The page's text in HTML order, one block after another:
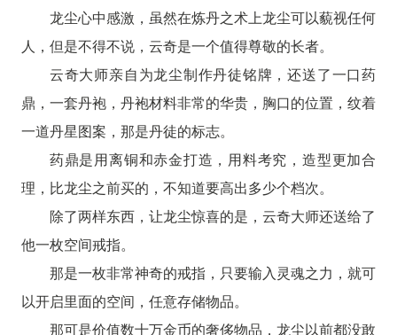
龙尘心中感激，虽然在炼丹之术上龙尘可以藐视任何
人，但是不得不说，云奇是一个值得尊敬的长者。
云奇大师亲自为龙尘制作丹徒铭牌，还送了一口药
鼎，一套丹袍，丹袍材料非常的华贵，胸口的位置，纹着
一道丹星图案，那是丹徒的标志。
药鼎是用离铜和赤金打造，用料考究，造型更加合
理，比龙尘之前买的，不知道要高出多少个档次。
除了两样东西，让龙尘惊喜的是，云奇大师还送给了
他一枚空间戒指。
那是一枚非常神奇的戒指，只要输入灵魂之力，就可
以开启里面的空间，任意存储物品。
那可是价值数十万金币的奢侈物品，龙尘以前都没敢